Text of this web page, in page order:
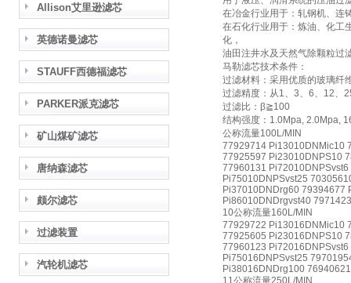
Allison艾里逊滤芯
英德诺曼滤芯
STAUFF西德福滤芯
PARKER派克滤芯
矿山煤矿滤芯
唐纳森滤芯
颇尔滤芯
过滤装置
汽轮机滤芯
在冶金行业用于：轧钢机、连
在石化行业用于：炼油、化工
化，
油田注井水及天然气除颗粒过
马勒滤芯技术条件：
过滤材料：采用优质的玻璃纤
过滤精度：从1、3、6、12
过滤比：β≧100
结构强度：1.0Mpa, 2.0Mpa,
公称流量100L/MIN
77929714 Pi13010DNMic10
77925597 Pi23010DNPS10
77960131
Pi75010DNPSvst25
Pi37010DNDrg60 79394677
Pi86010DNDrgvst40
10公称流量160L/MIN
77929722 Pi13016DNMic10
77925605 Pi23016DNPS10
77960123
Pi75016DNPSvst25
Pi38016DNDrg100
11公称流量250L/MIN